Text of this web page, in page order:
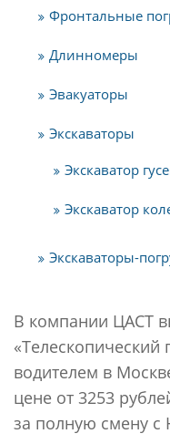
Фронтальные
Длинномеры
Эвакуаторы
Экскаваторы
Экскаватор
Экскаватор
Экскаваторы-
В компании ЦАСТ
«Телескопический
водителем в
цене от 3253
за полную смену с